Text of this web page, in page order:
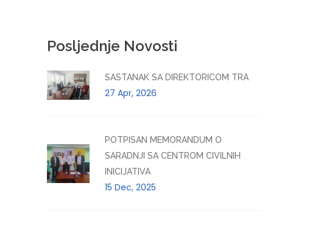
Posljednje Novosti
SASTANAK SA DIREKTORICOM TRA
27 Apr, 2026
POTPISAN MEMORANDUM O
SARADNJI SA CENTROM CIVILNIH
INICIJATIVA
15 Dec, 2025